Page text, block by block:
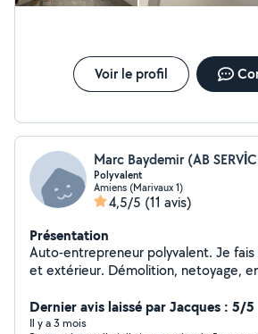
Voir le profil
Marc Baydemir (AB
Polyvalent
Amiens (Marivaux 1)
4,5/5 (11 avis)
Présentation
Auto-entrepreneur polyvalent. Je
et extérieur. Démolition, netoyage,
clôture. Montage meuble, cuisine,
parquet, isolation, placo, bandes,
Dernier avis laissé par Jacques : 5/5
Il y a 3 mois